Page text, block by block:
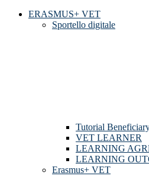
ERASMUS+ VET
Sportello digitale
Tutorial
VET LEARNER
LEARNING
LEARNING
Erasmus+ VET